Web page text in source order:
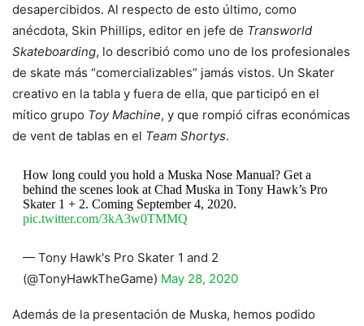
desapercibidos. Al respecto de esto último, como
anécdota, Skin Phillips, editor en jefe de Transworld
Skateboarding, lo describió como uno de los profesionales
de skate más “comercializables” jamás vistos. Un Skater
creativo en la tabla y fuera de ella, que participó en el
mítico grupo Toy Machine, y que rompió cifras económicas
de vent de tablas en el Team Shortys.
How long could you hold a Muska Nose Manual? Get a
behind the scenes look at Chad Muska in Tony Hawk’s Pro
Skater 1 + 2. Coming September 4, 2020.
pic.twitter.com/3kA3w0TMMQ
— Tony Hawk's Pro Skater 1 and 2
(@TonyHawkTheGame) May 28, 2020
Además de la presentación de Muska, hemos podido